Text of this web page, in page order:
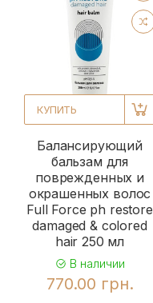
КУПИТЬ
Балансирующий
бальзам для
поврежденных и
окрашенных волос
Full Force ph restore
damaged & colored
hair 250 мл
В наличии
770.00 грн.